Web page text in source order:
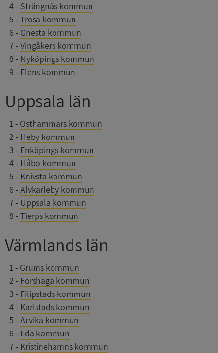
4- Strängnäs kommun
5 - Trosa kommun
6 - Gnesta kommun
7 - Vingåkers kommun
8 - Nyköpings kommun
9 - Flens kommun
Uppsala län
1- Östhammars kommun
2 - Heby kommun
3 - Enköpings kommun
4- Håbo kommun
5 - Knivsta kommun
6 - Älvkarleby kommun
7 - Uppsala kommun
8 - Tierps kommun
Värmlands län
1- Grums kommun
2 - Forshaga kommun
3 - Filipstads kommun
4- Karlstads kommun
5 - Arvika kommun
6 - Eda kommun
7 - Kristinehamns kommun
Strikt nödvändiga kakor tillåter
kärnwebbplatsfunktioner som användarinloggning
och kontohantering. Webbplatsen kan inte
användas ordentligt utan strikt nödvändiga cookies.
Namn
__RequestVerificationToken
VISITOR_PRIVACY_METADATA
ASP.NET_SessionId
Privacy Policy